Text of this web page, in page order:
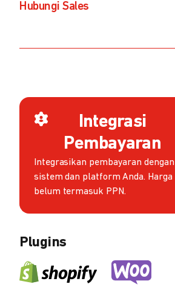
Hubungi Sales
Integrasi
Pembayaran
Integrasikan pembayaran dengan
sistem dan platform Anda. Harga
belum termasuk PPN.
Plugins